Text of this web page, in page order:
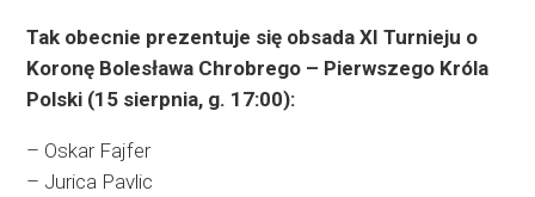
Tak obecnie prezentuje się obsada XI Turnieju o
Koronę Bolesława Chrobrego – Pierwszego Króla
Polski (15 sierpnia, g. 17:00):
– Oskar Fajfer
– Jurica Pavlic